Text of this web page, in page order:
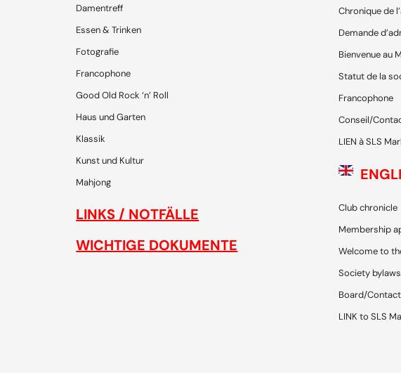
Damentreff
Essen & Trinken
Fotografie
Francophone
Good Old Rock ‘n’ Roll
Haus und Garten
Klassik
Kunst und Kultur
Mahjong
LINKS / NOTFÄLLE
WICHTIGE DOKUMENTE
Chronique de
Demande
Bienvenue au
Statut de la
Francophone
Conseil/
LIEN à SLS
Club chronicle
Membership
Welcome to
Society bylaws
Board/Contact
LINK to SLS